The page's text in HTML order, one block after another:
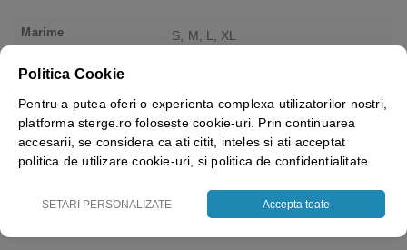
Marime S, M, L, XL
Culoare
Brand Rhino Safety
Politica Cookie
Pentru a putea oferi o experienta complexa utilizatorilor nostri,
platforma sterge.ro foloseste cookie-uri. Prin continuarea
accesarii, se considera ca ati citit, inteles si ati acceptat
politica de utilizare cookie-uri, si politica de confidentialitate.
SETARI PERSONALIZATE Accepta toate